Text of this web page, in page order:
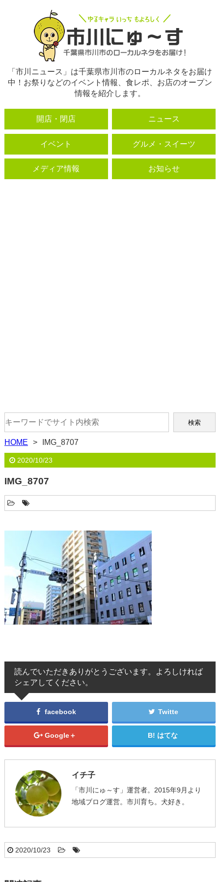
「市川ニュース」は千葉県市川市のローカルネタをお届け
中！お祭りなどのイベント情報、食レポ、お店のオープン
情報を紹介します。
開店・閉店 ニュース
イベント グルメ・スイーツ
メディア情報 お知らせ
HOME IMG_8707
2020/10/23
IMG_8707
読んでいただきありがとうございます。よろしければ
シェアしてください。
facebook Twitte
Google＋ はてな
イチ子
「市川にゅ～す」運営者。2015年9月より
地域ブログ運営。市川育ち。犬好き。
2020/10/23